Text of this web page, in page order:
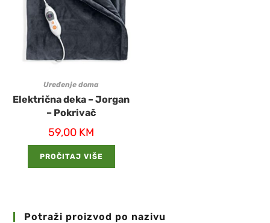
Uređenje doma
Električna deka – Jorgan
– Pokrivač
59,00 KM
PROČITAJ VIŠE
Potraži proizvod po nazivu